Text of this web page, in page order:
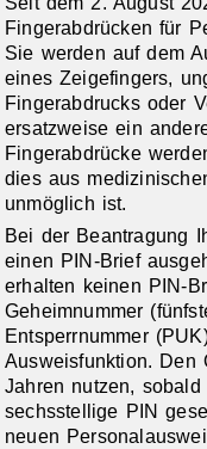
Fingerabdrücken für
Sie werden auf dem
eines Zeigefingers,
Fingerabdrucks oder
ersatzweise ein
Fingerabdrücke
dies aus
unmöglich ist.
Bei der Beantragung
einen PIN-Brief
erhalten keinen PIN-
Geheimnummer
Entsperrnummer
Ausweisfunktion. Den
Jahren nutzen,
sechsstellige PIN
neuen